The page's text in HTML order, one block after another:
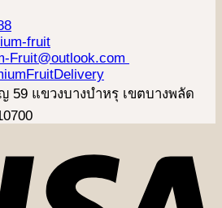
fruit
Fruit@outlook.com
59 แขวงบางบำหรุ เขตบางพลัด